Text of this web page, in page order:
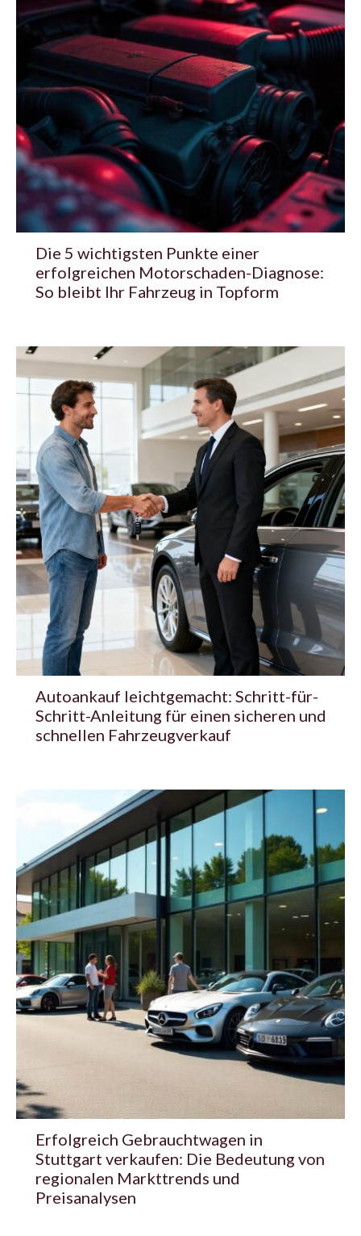
Die 5 wichtigsten Punkte einer
erfolgreichen Motorschaden-Diagnose:
So bleibt Ihr Fahrzeug in Topform
Autoankauf leichtgemacht: Schritt-für-
Schritt-Anleitung für einen sicheren und
schnellen Fahrzeugverkauf
Erfolgreich Gebrauchtwagen in
Stuttgart verkaufen: Die Bedeutung von
regionalen Markttrends und
Preisanalysen